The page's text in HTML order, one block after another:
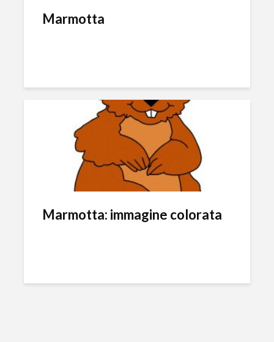
Marmotta
Marmotta: immagine colorata